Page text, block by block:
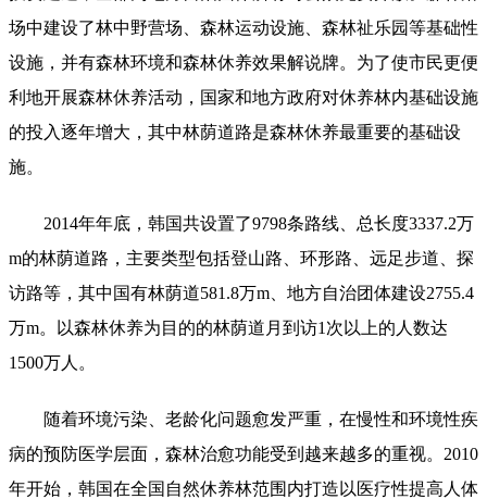
场中建设了林中野营场、森林运动设施、森林祉乐园等基础性
设施，并有森林环境和森林休养效果解说牌。为了使市民更便
利地开展森林休养活动，国家和地方政府对休养林内基础设施
的投入逐年增大，其中林荫道路是森林休养最重要的基础设
施。
2014年年底，韩国共设置了9798条路线、总长度3337.2万
m的林荫道路，主要类型包括登山路、环形路、远足步道、探
访路等，其中国有林荫道581.8万m、地方自治团体建设2755.4
万m。以森林休养为目的的林荫道月到访1次以上的人数达
1500万人。
随着环境污染、老龄化问题愈发严重，在慢性和环境性疾
病的预防医学层面，森林治愈功能受到越来越多的重视。2010
年开始，韩国在全国自然休养林范围内打造以医疗性提高人体